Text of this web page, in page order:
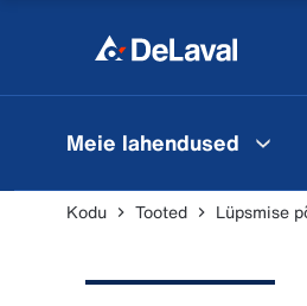
Meie lahendused
Kodu Tooted Lüpsmise